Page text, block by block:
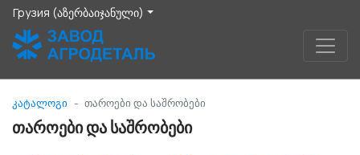
Грузия (აზერბაიჯანული)
კატალოგი თაროები და საშრობები
თაროები და საშრობები